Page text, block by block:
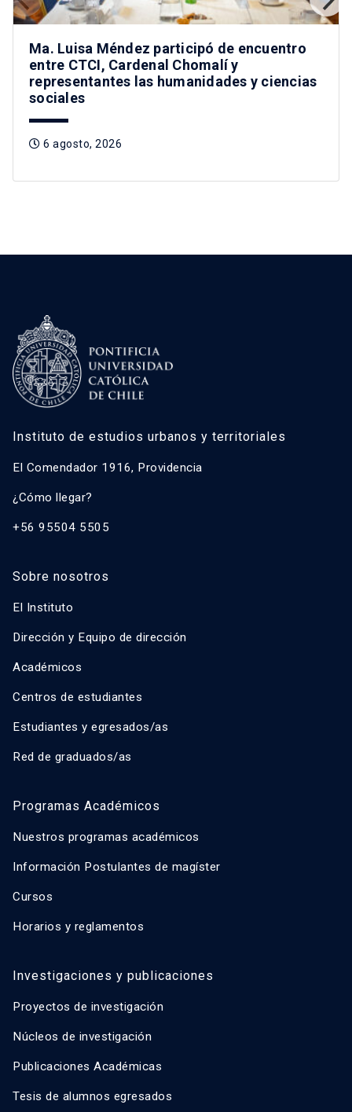
Ma. Luisa Méndez participó de encuentro
entre CTCI, Cardenal Chomalí y
representantes las humanidades y ciencias
sociales
6 agosto, 2026
Instituto de estudios urbanos y territoriales
El Comendador 1916, Providencia
¿Cómo llegar?
+56 95504 5505
Sobre nosotros
El Instituto
Dirección y Equipo de dirección
Académicos
Centros de estudiantes
Estudiantes y egresados/as
Red de graduados/as
Programas Académicos
Nuestros programas académicos
Información Postulantes de magíster
Cursos
Horarios y reglamentos
Investigaciones y publicaciones
Proyectos de investigación
Núcleos de investigación
Publicaciones Académicas
Tesis de alumnos egresados